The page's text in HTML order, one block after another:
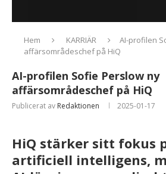
Hem KARRIÄR
AI-profilen
affärsområdeschef på HiQ
AI-profilen Sofie Perslow ny
affärsområdeschef på HiQ
Publicerat av Redaktionen 2025-01-17
HiQ stärker sitt fokus
artificiell intelligens,